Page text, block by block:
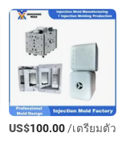
US$100.00/เตรียมตัว